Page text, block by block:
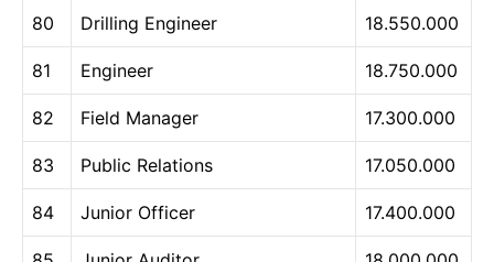
80 Drilling Engineer 18.550.000
81 Engineer 18.750.000
82 Field Manager 17.300.000
83 Public Relations 17.050.000
84 Junior Officer 17.400.000